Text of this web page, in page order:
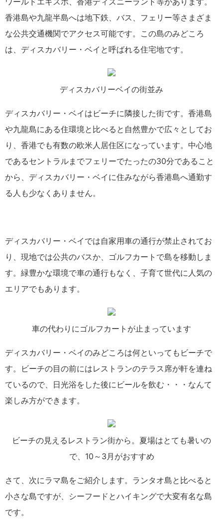
香港島や九龍半島へは地下鉄、バス、フェリー等さまざま
な公共交通機関でアクセス可能です。この島のみどころ
は、ディスカバリー・ベイと呼ばれる住宅地です。
ディスカバリーベイの街並み
ディスカバリー・ベイはビーチに隣接した街です。香港島
や九龍島にある住環境と比べると自然豊かで広々としてお
り、香港でも有数の欧米人居住区になっています。中心地
であるセントラルまでフェリーでたったの30分であること
から、ディスカバリー・ベイに住みながら香港島へ通勤す
る人も少なくありません。
ディスカバリー・ベイでは自家用車の通行が禁止されてお
り、現地では公共のバスか、ゴルフカートで島を移動しま
す。緑豊かな環境で車の通行もなく、子育て世代に人気の
エリアでもあります。
車の代わりにゴルフカートが止まっています
ディスカバリー・ベイのみどころは何といってもビーチで
す。ビーチの目の前にはレストランのテラス席が軒を連ね
ているので、日光浴をした後にビールを飲む・・・なんて
楽しみ方ができます。
ビーチの見えるレストラン街から。夏場はとても暑いの
で、10～3月がおすすめ
さて、次にラマ島をご紹介します。ランタオ島と比べると
小さな島ですが、シーフードとハイキングで大変有名な島
です。